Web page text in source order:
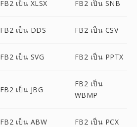
FB2 เป็น XLSX FB2 เป็น SNB
FB2 เป็น DDS FB2 เป็น CSV
FB2 เป็น SVG FB2 เป็น PPTX
FB2 เป็น JBG
FB2 เป็น
WBMP
FB2 เป็น ABW FB2 เป็น PCX